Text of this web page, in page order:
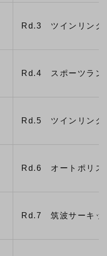
Rd.3 ツインリンク
Rd.4 スポーツラン
Rd.5 ツインリンク
Rd.6 オートポリス
Rd.7 筑波サーキッ